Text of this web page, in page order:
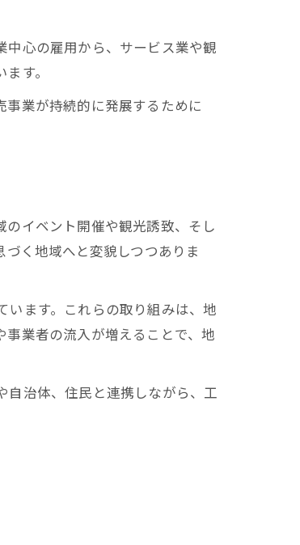
中心の雇用から、サービス業や観
す。
業が持続的に発展するために
イベント開催や観光誘致、そし
く地域へと変貌しつつありま
ます。これらの取り組みは、地
業者の流入が増えることで、地
自治体、住民と連携しながら、工